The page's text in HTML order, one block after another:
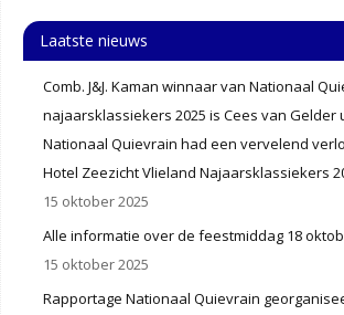
Laatste nieuws
Comb. J&J. Kaman winnaar van Nationaal
najaarsklassiekers 2025 is Cees van Gelder
Nationaal Quievrain had een vervelend
Hotel Zeezicht Vlieland Najaarsklassiekers
15 oktober 2025
Alle informatie over de feestmiddag 18
15 oktober 2025
Rapportage Nationaal Quievrain